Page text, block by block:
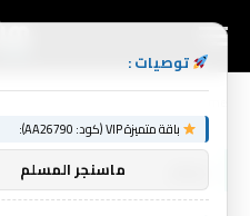
توصيات :
باقة متميزة VIP (كود: AA26790):
ماسنجر المسلم